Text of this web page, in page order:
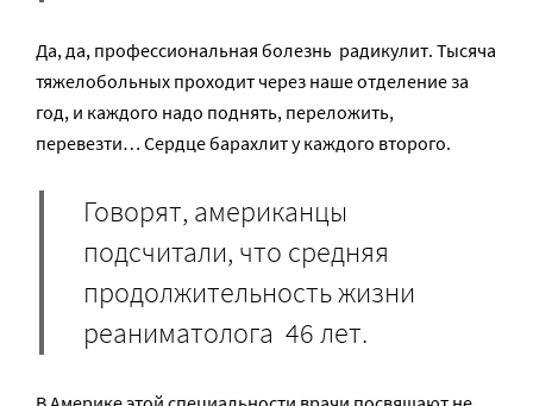
Да, да, профессиональная болезнь ­ радикулит. Тысяча
тяжелобольных проходит через наше отделение за
год, и каждого надо поднять, переложить,
перевезти… Сердце барахлит у каждого второго.
Говорят, американцы
подсчитали, что средняя
продолжительность жизни
реаниматолога ­ 46 лет.